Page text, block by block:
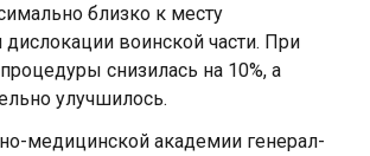
близко к месту
воинской части. При
снизилась на 10%, а
улучшилось.
медицинской академии генерал-